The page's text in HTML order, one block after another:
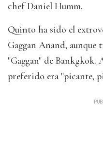
chef Daniel Humm.
Quinto ha sido el
Gaggan Anand, aunque
"Gaggan" de Bankgkok.
preferido era "picante,